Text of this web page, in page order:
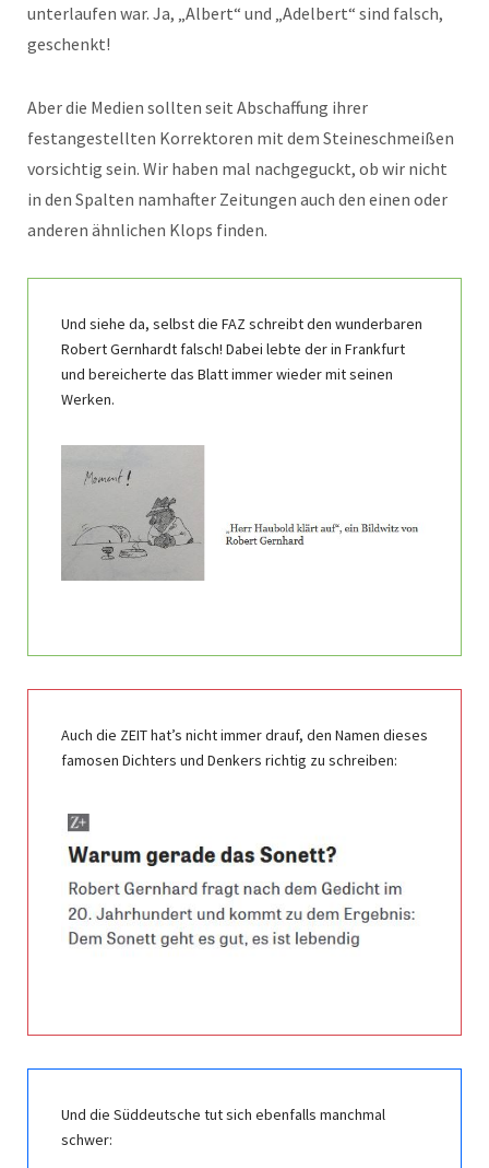
unterlaufen war. Ja, „Albert“ und „Adelbert“ sind falsch,
geschenkt!
Aber die Medien sollten seit Abschaffung ihrer
festangestellten Korrektoren mit dem Steineschmeißen
vorsichtig sein. Wir haben mal nachgeguckt, ob wir nicht
in den Spalten namhafter Zeitungen auch den einen oder
anderen ähnlichen Klops finden.
Und siehe da, selbst die FAZ schreibt den wunderbaren
Robert Gernhardt falsch! Dabei lebte der in Frankfurt
und bereicherte das Blatt immer wieder mit seinen
Werken.
Auch die ZEIT hat’s nicht immer drauf, den Namen dieses
famosen Dichters und Denkers richtig zu schreiben:
Und die Süddeutsche tut sich ebenfalls manchmal
schwer: